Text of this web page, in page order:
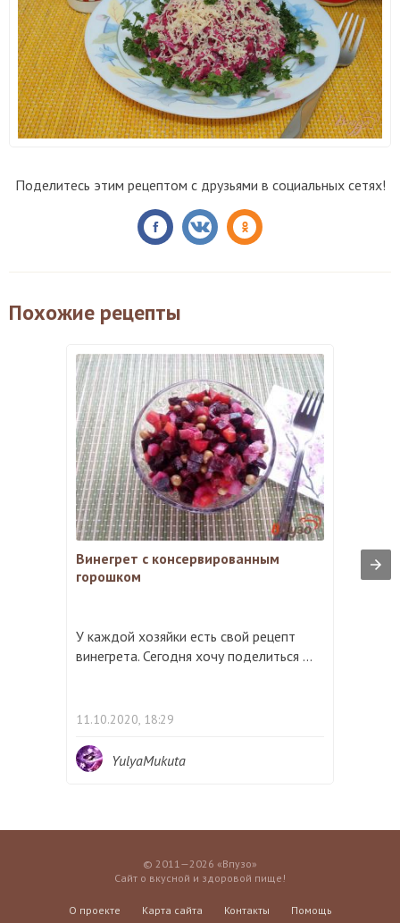
Поделитесь этим рецептом с друзьями в социальных сетях!
Похожие рецепты
Винегрет с консервированным
горошком
У каждой хозяйки есть свой рецепт
винегрета. Сегодня хочу поделиться ...
11.10.2020, 18:29
YulyaMukuta
© 2011—2026 «Впузо»
Сайт о вкусной и здоровой пище!
О проекте Карта сайта Контакты Помощь